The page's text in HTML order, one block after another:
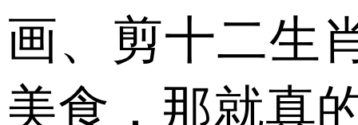
画、剪十二生
美食，那就真